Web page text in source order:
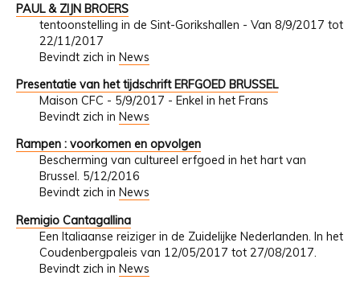
PAUL & ZIJN BROERS
tentoonstelling in de Sint-Gorikshallen - Van 8/9/2017 tot
22/11/2017
Bevindt zich in News
Presentatie van het tijdschrift ERFGOED BRUSSEL
Maison CFC - 5/9/2017 - Enkel in het Frans
Bevindt zich in News
Rampen : voorkomen en opvolgen
Bescherming van cultureel erfgoed in het hart van
Brussel. 5/12/2016
Bevindt zich in News
Remigio Cantagallina
Een Italiaanse reiziger in de Zuidelijke Nederlanden. In het
Coudenbergpaleis van 12/05/2017 tot 27/08/2017.
Bevindt zich in News